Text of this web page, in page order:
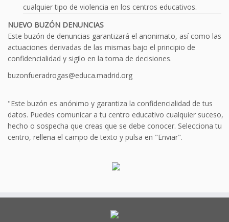
cualquier tipo de violencia en los centros educativos.
NUEVO BUZÓN DENUNCIAS
Este buzón de denuncias garantizará el anonimato, así como las
actuaciones derivadas de las mismas bajo el principio de
confidencialidad y sigilo en la toma de decisiones.
buzonfueradrogas@educa.madrid.org
"Este buzón es anónimo y garantiza la confidencialidad de tus
datos. Puedes comunicar a tu centro educativo cualquier suceso,
hecho o sospecha que creas que se debe conocer. Selecciona tu
centro, rellena el campo de texto y pulsa en "Enviar".